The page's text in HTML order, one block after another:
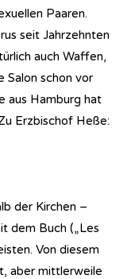
Paaren.
seit Jahrzehnten
auch Waffen,
Salon schon vor
aus Hamburg hat
Erzbischof Heße:
der Kirchen –
dem Buch („Les
Von diesem
aber mittlerweile